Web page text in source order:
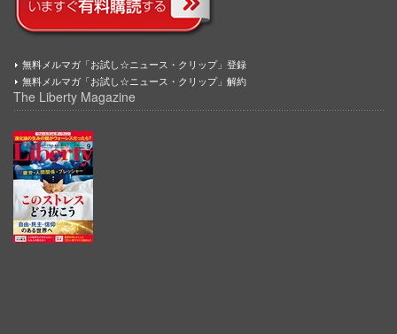
無料メルマガ「お試し☆ニュース・クリップ」登録
無料メルマガ「お試し☆ニュース・クリップ」解約
The Liberty Magazine